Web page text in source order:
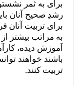
برای به ثمر
رشدِ صحیح آنان
برای تربیت آنان
به مراتب بیشتر
آموزش دیده،
باشند خواهند
تربیت کنند.